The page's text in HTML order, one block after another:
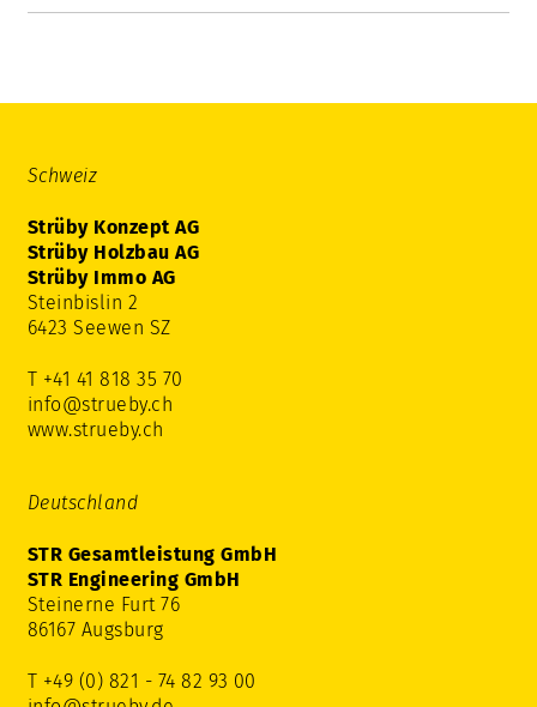
Schweiz
Strüby Konzept AG
Strüby Holzbau AG
Strüby Immo AG
Steinbislin 2
6423 Seewen SZ
T +41 41 818 35 70
info@strueby.ch
www.strueby.ch
Deutschland
STR Gesamtleistung GmbH
STR Engineering GmbH
Steinerne Furt 76
86167 Augsburg
T +49 (0) 821 - 74 82 93 00